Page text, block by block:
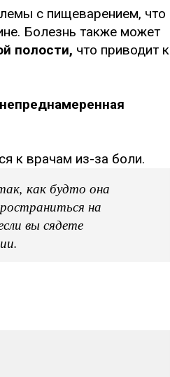
с пищеварением, что
Болезнь также может
полости, что приводит к
к врачам из-за боли.
как будто она
на
вы сядете